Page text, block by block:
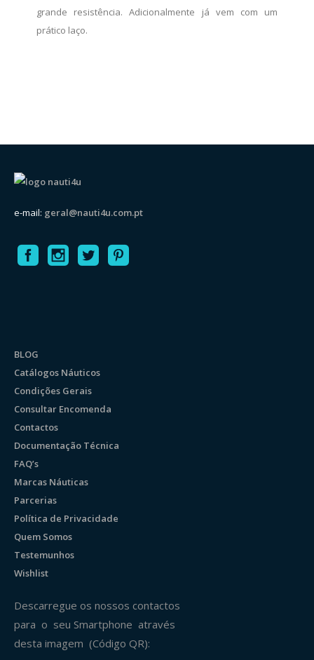
grande resistência. Adicionalmente já vem com um
prático laço.
e-mail: geral@nauti4u.com.pt
BLOG
Catálogos Náuticos
Condições Gerais
Consultar Encomenda
Contactos
Documentação Técnica
FAQ’s
Marcas Náuticas
Parcerias
Política de Privacidade
Quem Somos
Testemunhos
Wishlist
Descarregue os nossos contactos
para o seu Smartphone através
desta imagem (Código QR):